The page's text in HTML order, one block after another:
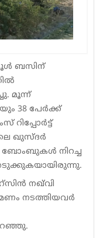
ബസിന്
മൂന്ന്
38 പേർക്ക്
റിപ്പോർട്ട്
ഖുസ്‌ദർ
ബോംബുകൾ നിറച്ച
നഖ്‌വി
നടത്തിയവർ